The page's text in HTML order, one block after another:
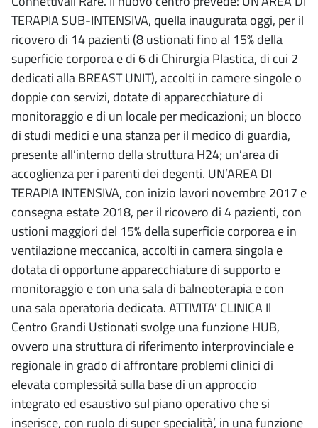
TERAPIA SUB-INTENSIVA, quella inaugurata oggi, per il
ricovero di 14 pazienti (8 ustionati fino al 15% della
superficie corporea e di 6 di Chirurgia Plastica, di cui 2
dedicati alla BREAST UNIT), accolti in camere singole o
doppie con servizi, dotate di apparecchiature di
monitoraggio e di un locale per medicazioni; un blocco
di studi medici e una stanza per il medico di guardia,
presente all’interno della struttura H24; un’area di
accoglienza per i parenti dei degenti. UN’AREA DI
TERAPIA INTENSIVA, con inizio lavori novembre 2017 e
consegna estate 2018, per il ricovero di 4 pazienti, con
ustioni maggiori del 15% della superficie corporea e in
ventilazione meccanica, accolti in camera singola e
dotata di opportune apparecchiature di supporto e
monitoraggio e con una sala di balneoterapia e con
una sala operatoria dedicata. ATTIVITA’ CLINICA Il
Centro Grandi Ustionati svolge una funzione HUB,
ovvero una struttura di riferimento interprovinciale e
regionale in grado di affrontare problemi clinici di
elevata complessità sulla base di un approccio
integrato ed esaustivo sul piano operativo che si
inserisce, con ruolo di super specialità’, in una funzione